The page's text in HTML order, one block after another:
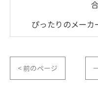
ぴったりのメーカ
< 前のページ